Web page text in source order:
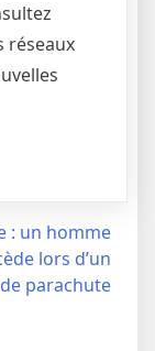
réseaux
: un homme
lors d’un
parachute